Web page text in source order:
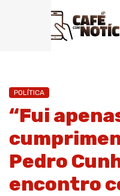
POLÍTICA
“Fui
Pedro
encontro